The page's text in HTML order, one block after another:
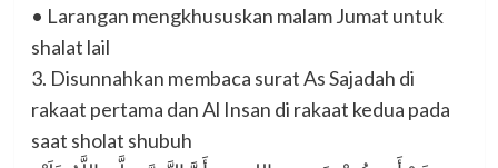
• Larangan mengkhususkan malam Jumat untuk
shalat lail
3. Disunnahkan membaca surat As Sajadah di
rakaat pertama dan Al Insan di rakaat kedua pada
saat sholat shubuh